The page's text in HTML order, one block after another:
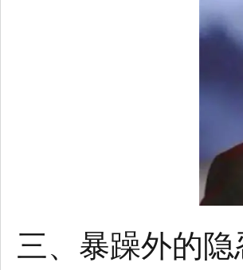
三、暴躁外的隐